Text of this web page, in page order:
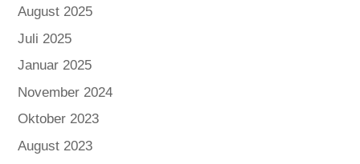
August 2025
Juli 2025
Januar 2025
November 2024
Oktober 2023
August 2023